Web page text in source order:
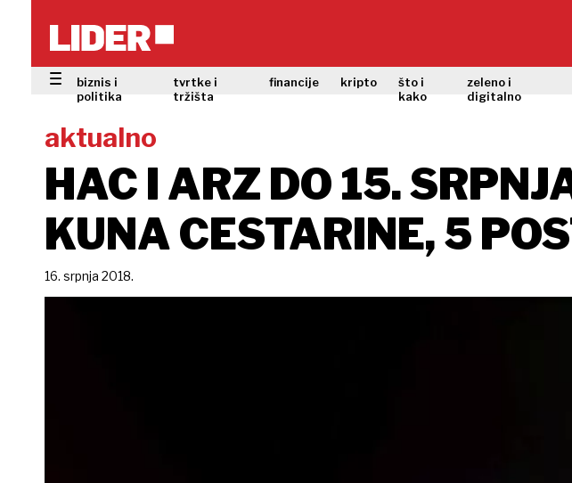
biznis i
politika
tvrtke i
tržišta
financije kripto
što i
kako
zeleno i
digitalno
aktualno
HAC I ARZ DO 15.
KUNA CESTARINE, 5
16. srpnja 2018.